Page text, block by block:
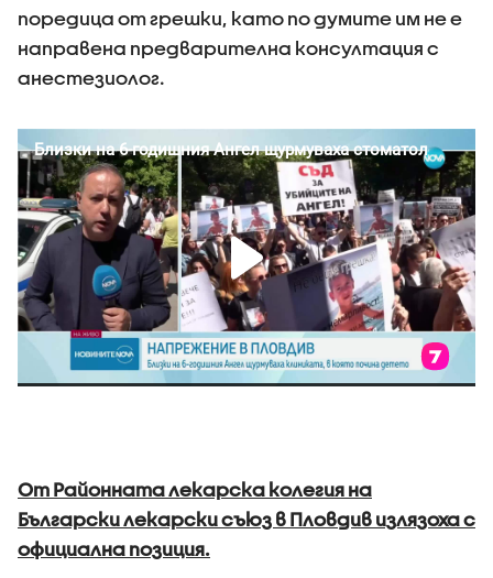
поредица от грешки, като по думите им не е
направена предварителна консултация с
анестезиолог.
От Районната лекарска колегия на
Български лекарски съюз в Пловдив излязоха с
официална позиция.